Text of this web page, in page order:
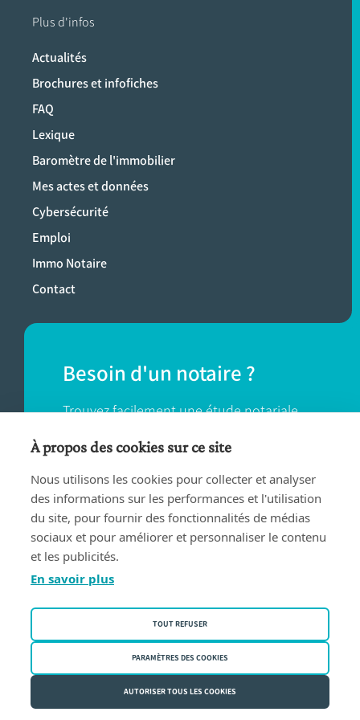
Plus d'infos
Actualités
Brochures et infofiches
FAQ
Lexique
Baromètre de l'immobilier
Mes actes et données
Cybersécurité
Emploi
Immo Notaire
Contact
Besoin d'un notaire ?
Trouvez facilement une étude notariale
près de chez vous.
TROUVER UN NOTAIRE
Conditions d'utilisation
Politique des cookies
Fednot asbl | Rue de la Montage 30/34 - 1000 Bruxelles | BE
À propos des cookies sur ce site
Nous utilisons les cookies pour collecter et analyser
des informations sur les performances et l'utilisation
du site, pour fournir des fonctionnalités de médias
sociaux et pour améliorer et personnaliser le contenu
et les publicités.
En savoir plus
TOUT REFUSER
PARAMÈTRES DES COOKIES
AUTORISER TOUS LES COOKIES